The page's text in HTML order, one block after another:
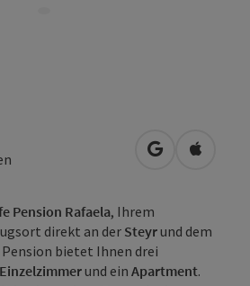
in Google
in
Pension Rafaela, Ihrem
direkt an der Steyrund dem
Pension bietet Ihnen drei
Einzelzimmerund ein Apartment.